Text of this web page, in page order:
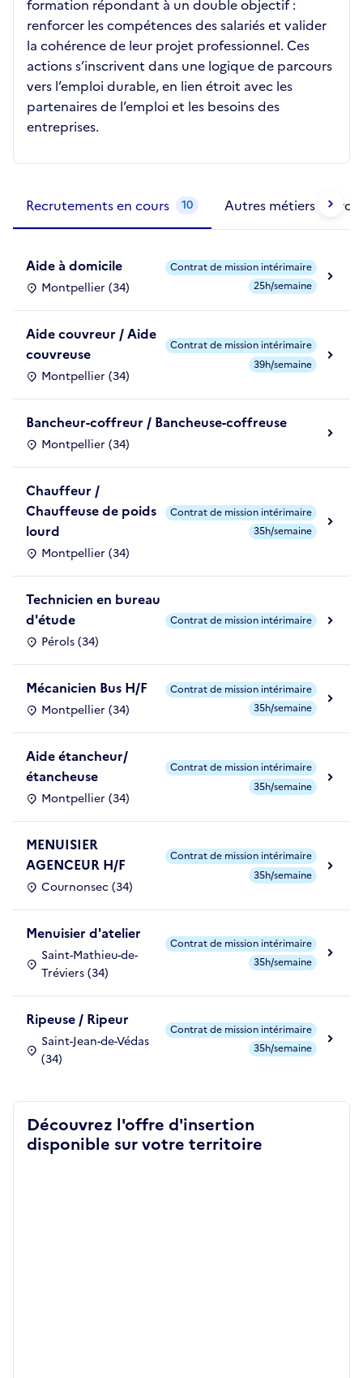
formation répondant à un double objectif :
renforcer les compétences des salariés et valider
la cohérence de leur projet professionnel. Ces
actions s’inscrivent dans une logique de parcours
vers l’emploi durable, en lien étroit avec les
partenaires de l’emploi et les besoins des
entreprises.
Recrutements en cours 10 Autres métiers
Aide à domicile
Montpellier (34)
Contrat de mission intérimaire
25h/semaine
Aide couvreur / Aide
couvreuse
Montpellier (34)
Contrat de mission intérimaire
39h/semaine
Bancheur-coffreur / Bancheuse-coffreuse
Montpellier (34)
Chauffeur /
Chauffeuse de poids
lourd
Montpellier (34)
Contrat de mission intérimaire
35h/semaine
Technicien en bureau
d'étude
Pérols (34)
Contrat de mission intérimaire
Mécanicien Bus H/F
Montpellier (34)
Contrat de mission intérimaire
35h/semaine
Aide étancheur/
étancheuse
Montpellier (34)
Contrat de mission intérimaire
35h/semaine
MENUISIER
AGENCEUR H/F
Cournonsec (34)
Contrat de mission intérimaire
35h/semaine
Menuisier d'atelier
Saint-Mathieu-de-
Tréviers (34)
Contrat de mission intérimaire
35h/semaine
Ripeuse / Ripeur
Saint-Jean-de-Védas
(34)
Contrat de mission intérimaire
35h/semaine
Découvrez l'offre d'insertion
disponible sur votre territoire